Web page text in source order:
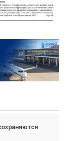
и БПЛА в